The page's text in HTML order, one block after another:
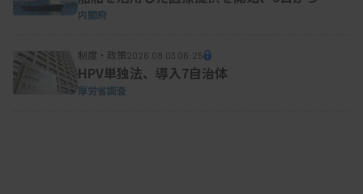
内閣府
制度・政策2026.08.03 06:25
HPV単独法、導入7自治体
厚労省調査